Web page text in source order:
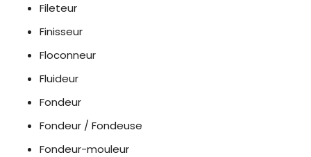
Fileteur
Finisseur
Floconneur
Fluideur
Fondeur
Fondeur / Fondeuse
Fondeur-mouleur